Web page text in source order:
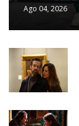
Ago 04, 2026